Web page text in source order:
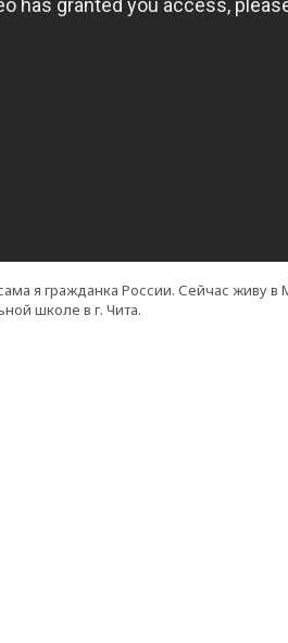
я гражданка России. Сейчас живу
школе в г. Чита.